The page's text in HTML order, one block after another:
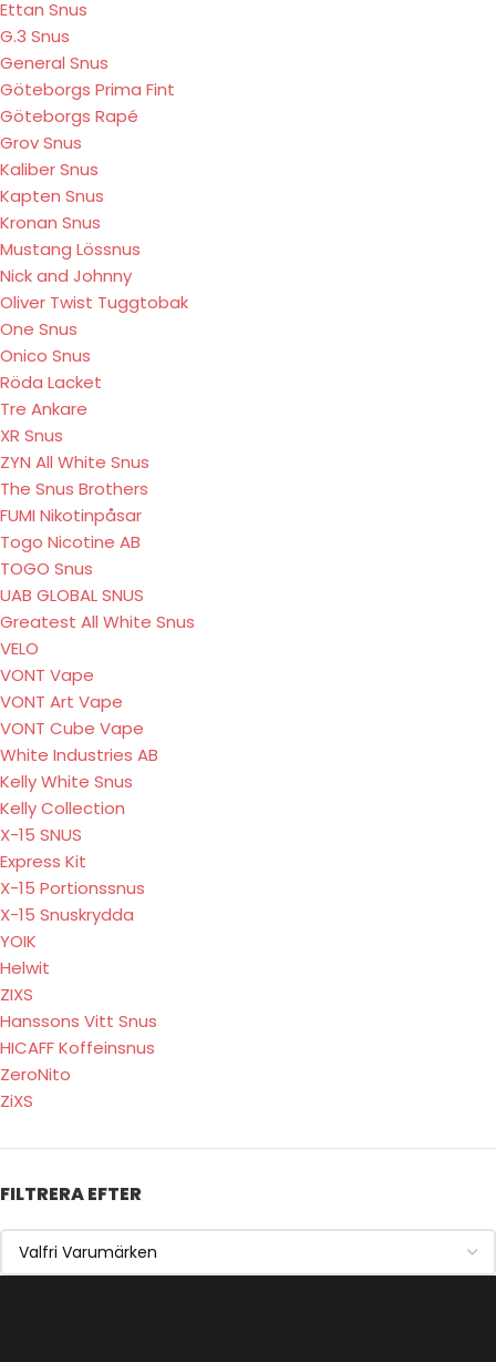
Ettan Snus
G.3 Snus
General Snus
Göteborgs Prima Fint
Göteborgs Rapé
Grov Snus
Kaliber Snus
Kapten Snus
Kronan Snus
Mustang Lössnus
Nick and Johnny
Oliver Twist Tuggtobak
One Snus
Onico Snus
Röda Lacket
Tre Ankare
XR Snus
ZYN All White Snus
The Snus Brothers
FUMI Nikotinpåsar
Togo Nicotine AB
TOGO Snus
UAB GLOBAL SNUS
Greatest All White Snus
VELO
VONT Vape
VONT Art Vape
VONT Cube Vape
White Industries AB
Kelly White Snus
Kelly Collection
X-15 SNUS
Express Kit
X-15 Portionssnus
X-15 Snuskrydda
YOIK
Helwit
ZIXS
Hanssons Vitt Snus
HICAFF Koffeinsnus
ZeroNito
ZiXS
FILTRERA EFTER